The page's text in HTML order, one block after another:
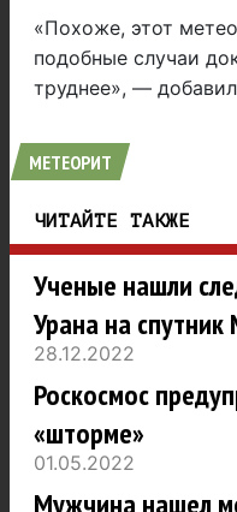
«Похоже, этот
подобные случаи
труднее», —
МЕТЕОРИТ
ЧИТАЙТЕ ТАКЖЕ
Ученые нашли
Урана на
28.12.2022
Роскосмос
«шторме»
01.05.2022